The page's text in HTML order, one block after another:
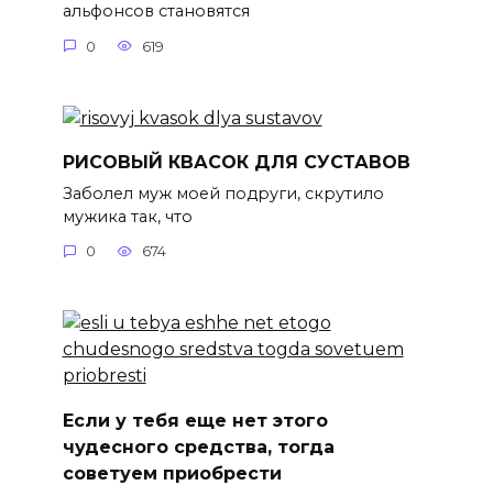
альфонсов становятся
0 619
РИСОВЫЙ КВАСОК ДЛЯ СУСТАВОВ
Заболел муж моей подруги, скрутило
мужика так, что
0 674
Если у тебя еще нет этого
чудесного средства, тогда
советуем приобрести